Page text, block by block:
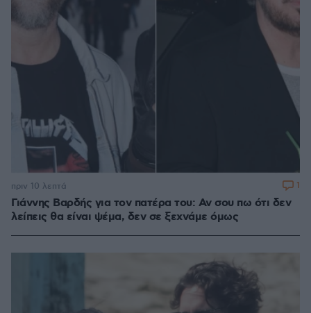
Γιάννης Βαρδής για τον πατέρα του: Αν σου πω ότι δεν
λείπεις θα είναι ψέμα, δεν σε ξεχνάμε όμως
πριν 10 λεπτά 1